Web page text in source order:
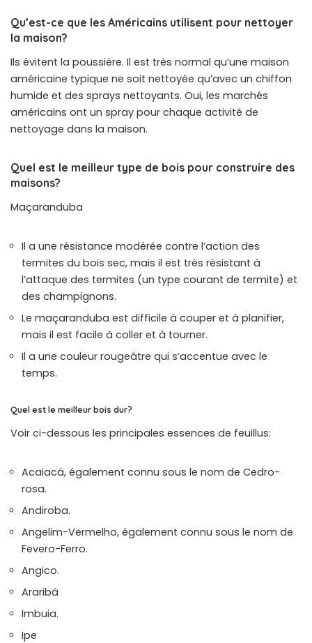
Qu’est-ce que les Américains utilisent pour nettoyer
la maison?
Ils évitent la poussière. Il est très normal qu’une maison
américaine typique ne soit nettoyée qu’avec un chiffon
humide et des sprays nettoyants. Oui, les marchés
américains ont un spray pour chaque activité de
nettoyage dans la maison.
Quel est le meilleur type de bois pour construire des
maisons?
Maçaranduba
Il a une résistance modérée contre l’action des
termites du bois sec, mais il est très résistant à
l’attaque des termites (un type courant de termite) et
des champignons.
Le maçaranduba est difficile à couper et à planifier,
mais il est facile à coller et à tourner.
Il a une couleur rougeâtre qui s’accentue avec le
temps.
Quel est le meilleur bois dur?
Voir ci-dessous les principales essences de feuillus:
Acaiacá, également connu sous le nom de Cedro-
rosa.
Andiroba.
Angelim-Vermelho, également connu sous le nom de
Fevero-Ferro.
Angico.
Araribá
Imbuia.
Ipe